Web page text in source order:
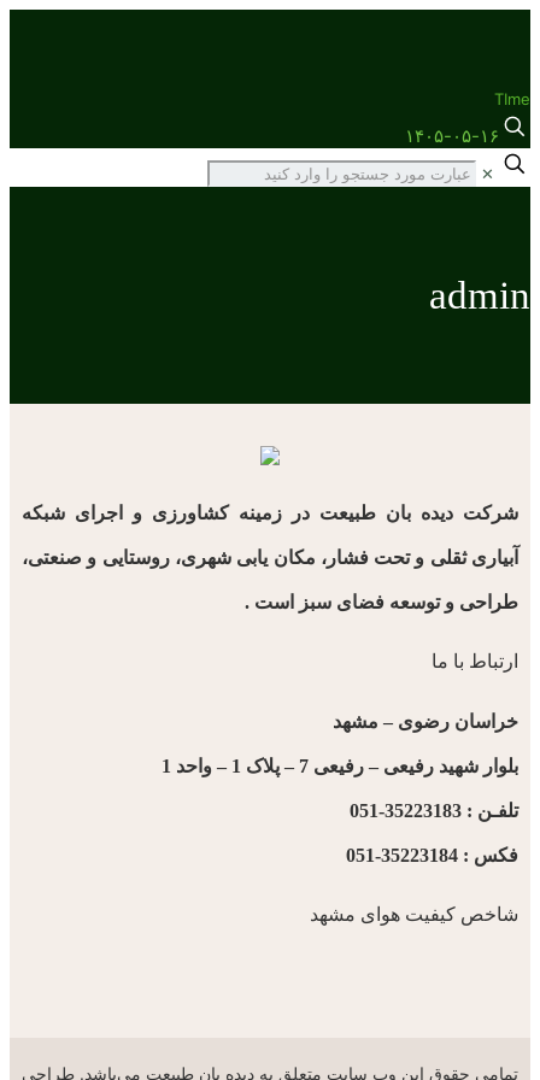
TIme
۱۴۰۵-۰۵-۱۶
✕
admin
شرکت دیده بان طبیعت در زمینه کشاورزی و اجرای شبکه
آبیاری ثقلی و تحت فشار، مکان یابی شهری، روستایی و صنعتی،
طراحی و توسعه فضای سبز است .
ارتباط با ما
خراسان رضوی – مشهد
بلوار شهید رفیعی – رفیعی 7 – پلاک 1 – واحد 1
تلفـن : 35223183-051
فکس : 35223184-051
شاخص کیفیت هوای مشهد
تمامی حقوق این وب سایت متعلق به دیده بان طبیعت می‌باشد. طراحی